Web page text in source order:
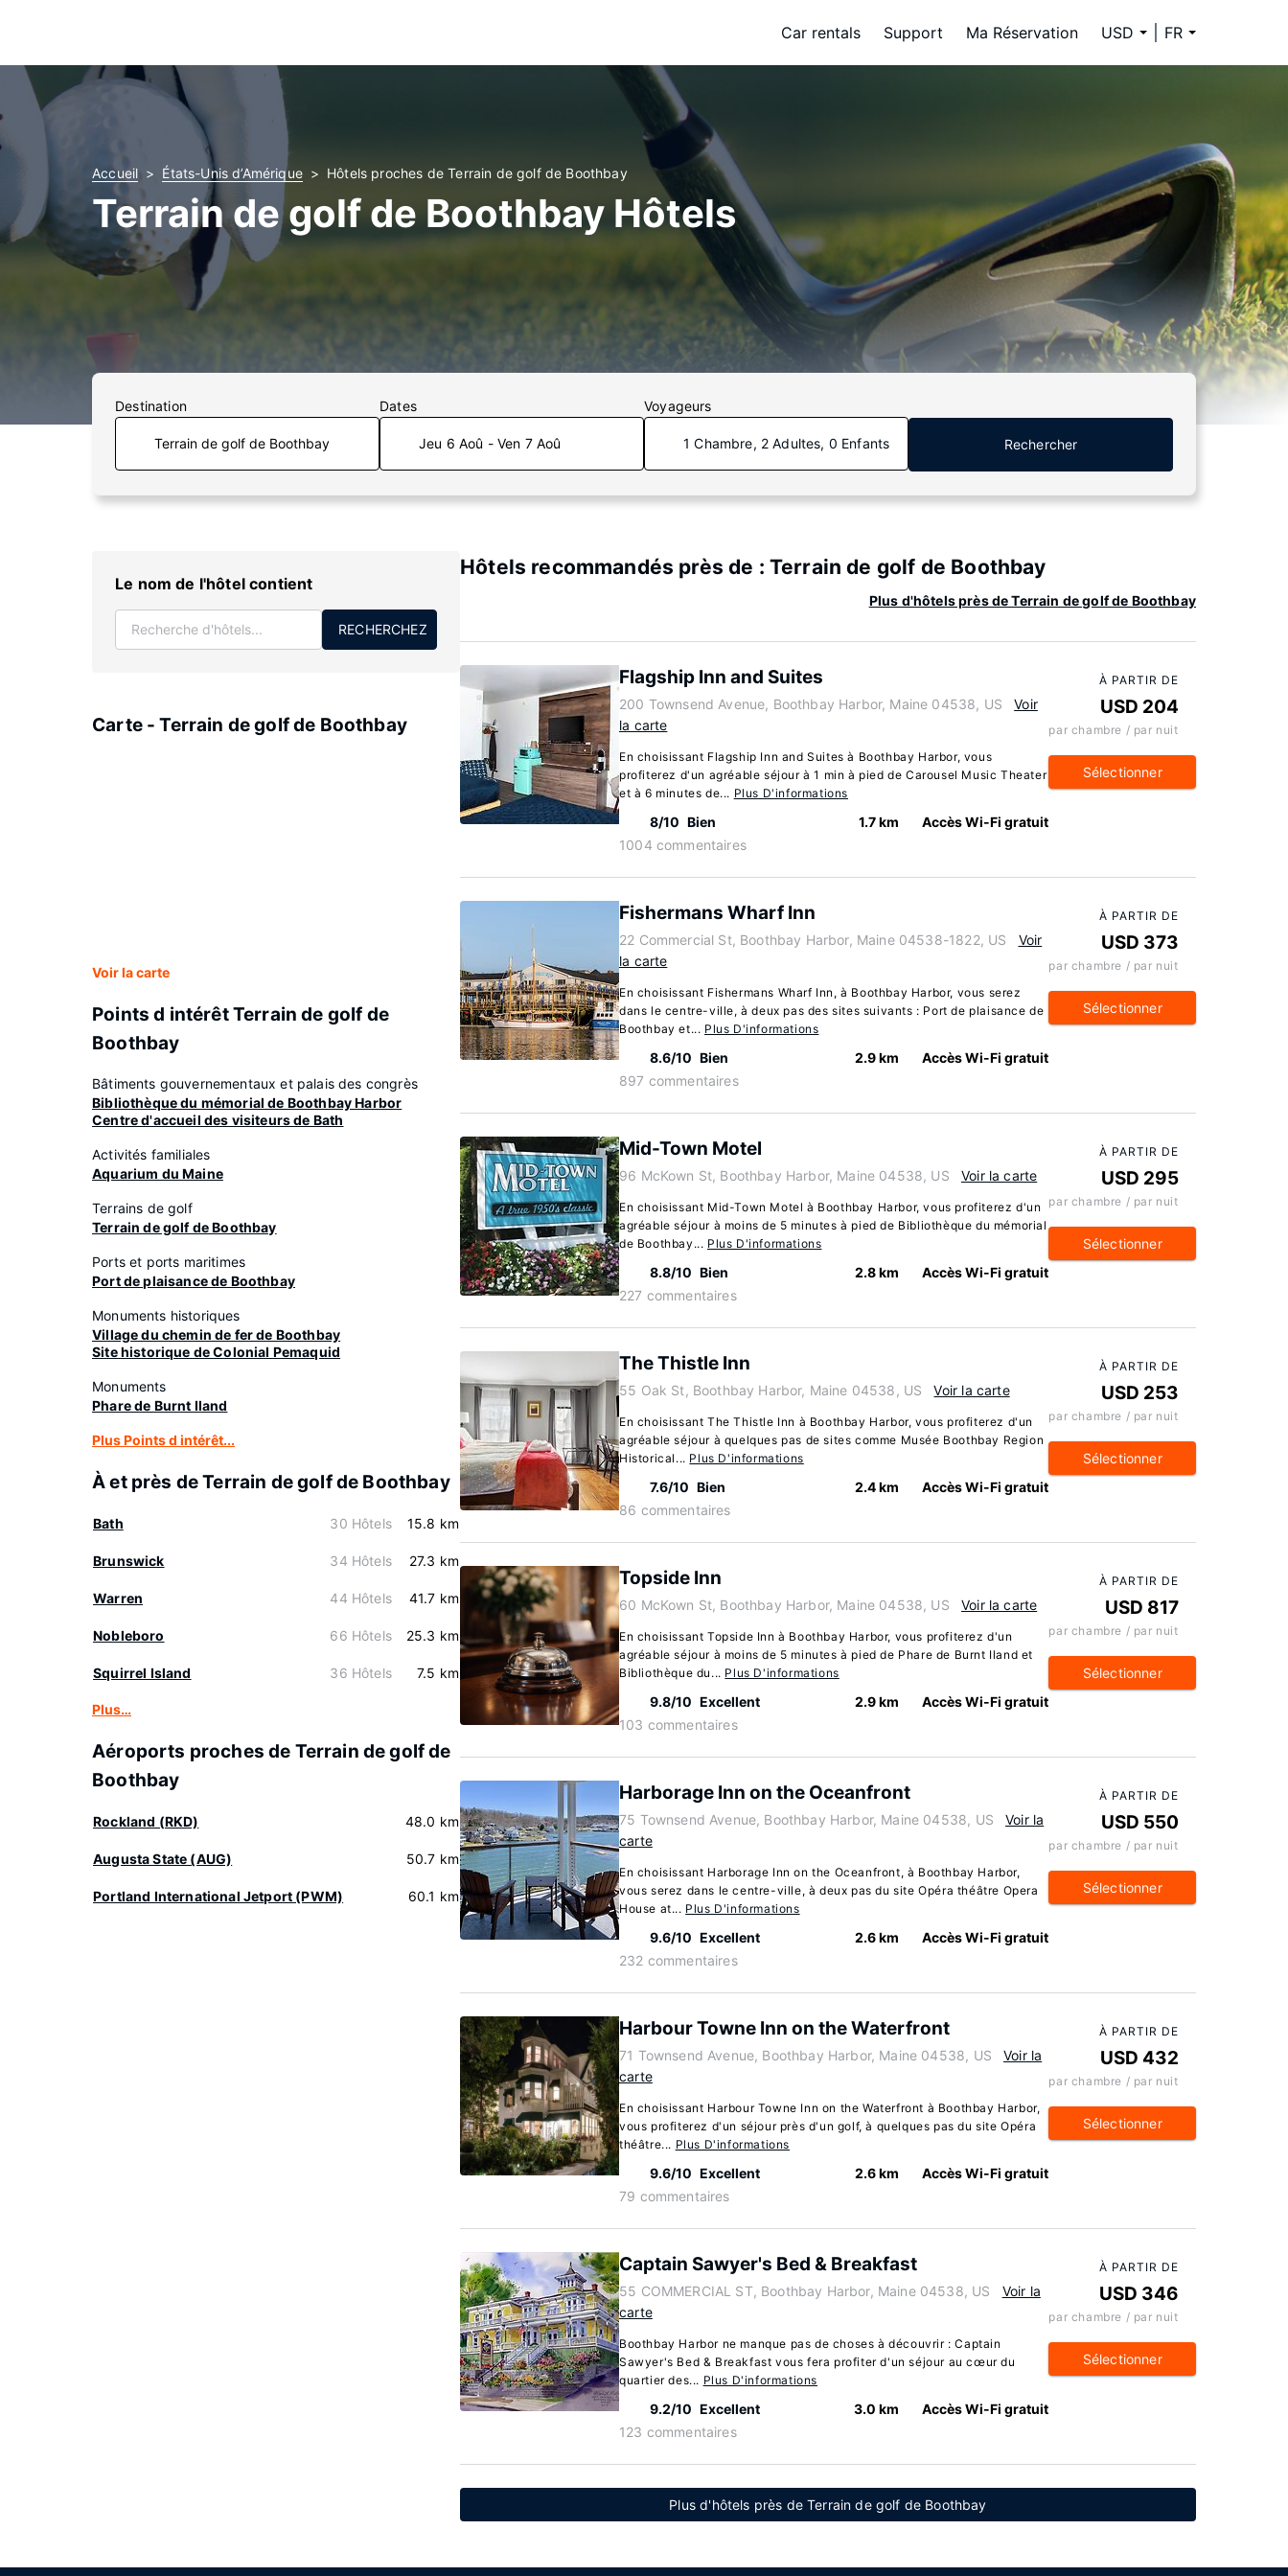
Car rentals Support Ma Réservation USD FR
Accueil États-Unis d’Amérique Hôtels proches de Terrain de golf de Boothbay
Terrain de golf de Boothbay Hôtels
Destination Dates
Jeu 6 Aoû - Ven 7 Aoû
Voyageurs
1 Chambre, 2 Adultes, 0 Enfants Rechercher
Le nom de l'hôtel contient
RECHERCHEZ
Carte - Terrain de golf de Boothbay
Voir la carte
Points d intérêt Terrain de golf de
Boothbay
Bâtiments gouvernementaux et palais des congrès
Bibliothèque du mémorial de Boothbay Harbor
Centre d'accueil des visiteurs de Bath
Activités familiales
Aquarium du Maine
Terrains de golf
Terrain de golf de Boothbay
Ports et ports maritimes
Port de plaisance de Boothbay
Monuments historiques
Village du chemin de fer de Boothbay
Site historique de Colonial Pemaquid
Monuments
Phare de Burnt Iland
Plus Points d intérêt...
À et près de Terrain de golf de Boothbay
Bath 30 Hôtels 15.8 km
Brunswick 34 Hôtels 27.3 km
Warren 44 Hôtels 41.7 km
Nobleboro 66 Hôtels 25.3 km
Squirrel Island 36 Hôtels 7.5 km
Plus…
Aéroports proches de Terrain de golf de
Boothbay
Rockland (RKD) 48.0 km
Augusta State (AUG) 50.7 km
Portland International Jetport (PWM) 60.1 km
Hôtels recommandés près de : Terrain de golf de Boothbay
Plus d'hôtels près de Terrain de golf de Boothbay
Flagship Inn and Suites
200 Townsend Avenue, Boothbay Harbor, Maine 04538, US
Voir
la carte
En choisissant Flagship Inn and Suites à Boothbay Harbor, vous
profiterez d'un agréable séjour à 1 min à pied de Carousel Music Theater
et à 6 minutes de... Plus D'informations
8/10 Bien
1004 commentaires
1.7 km Accès Wi-Fi gratuit
À PARTIR DE
USD 204
par chambre / par nuit
Sélectionner
Fishermans Wharf Inn
22 Commercial St, Boothbay Harbor, Maine 04538-1822, US
Voir
la carte
En choisissant Fishermans Wharf Inn, à Boothbay Harbor, vous serez
dans le centre-ville, à deux pas des sites suivants : Port de plaisance de
Boothbay et... Plus D'informations
8.6/10 Bien
897 commentaires
2.9 km Accès Wi-Fi gratuit
À PARTIR DE
USD 373
par chambre / par nuit
Sélectionner
Mid-Town Motel
96 McKown St, Boothbay Harbor, Maine 04538, US Voir la carte
En choisissant Mid-Town Motel à Boothbay Harbor, vous profiterez d'un
agréable séjour à moins de 5 minutes à pied de Bibliothèque du mémorial
de Boothbay... Plus D'informations
8.8/10 Bien
227 commentaires
2.8 km Accès Wi-Fi gratuit
À PARTIR DE
USD 295
par chambre / par nuit
Sélectionner
The Thistle Inn
55 Oak St, Boothbay Harbor, Maine 04538, US Voir la carte
En choisissant The Thistle Inn à Boothbay Harbor, vous profiterez d'un
agréable séjour à quelques pas de sites comme Musée Boothbay Region
Historical... Plus D'informations
7.6/10 Bien
86 commentaires
2.4 km Accès Wi-Fi gratuit
À PARTIR DE
USD 253
par chambre / par nuit
Sélectionner
Topside Inn
60 McKown St, Boothbay Harbor, Maine 04538, US Voir la carte
En choisissant Topside Inn à Boothbay Harbor, vous profiterez d'un
agréable séjour à moins de 5 minutes à pied de Phare de Burnt Iland et
Bibliothèque du... Plus D'informations
9.8/10 Excellent
103 commentaires
2.9 km Accès Wi-Fi gratuit
À PARTIR DE
USD 817
par chambre / par nuit
Sélectionner
Harborage Inn on the Oceanfront
75 Townsend Avenue, Boothbay Harbor, Maine 04538, US
Voir la
carte
En choisissant Harborage Inn on the Oceanfront, à Boothbay Harbor,
vous serez dans le centre-ville, à deux pas du site Opéra théâtre Opera
House at... Plus D'informations
9.6/10 Excellent
232 commentaires
2.6 km Accès Wi-Fi gratuit
À PARTIR DE
USD 550
par chambre / par nuit
Sélectionner
Harbour Towne Inn on the Waterfront
71 Townsend Avenue, Boothbay Harbor, Maine 04538, US
Voir la
carte
En choisissant Harbour Towne Inn on the Waterfront à Boothbay Harbor,
vous profiterez d'un séjour près d'un golf, à quelques pas du site Opéra
théâtre... Plus D'informations
9.6/10 Excellent
79 commentaires
2.6 km Accès Wi-Fi gratuit
À PARTIR DE
USD 432
par chambre / par nuit
Sélectionner
Captain Sawyer's Bed & Breakfast
55 COMMERCIAL ST, Boothbay Harbor, Maine 04538, US
Voir la
carte
Boothbay Harbor ne manque pas de choses à découvrir : Captain
Sawyer's Bed & Breakfast vous fera profiter d'un séjour au cœur du
quartier des... Plus D'informations
9.2/10 Excellent
123 commentaires
3.0 km Accès Wi-Fi gratuit
À PARTIR DE
USD 346
par chambre / par nuit
Sélectionner
Plus d'hôtels près de Terrain de golf de Boothbay